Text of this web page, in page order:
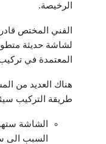
الرخيصة.
الفني المختص
لشاشة حديثة
المعتمدة في
هناك العديد من
طريقة التركيب
الشاشة
السبب الى